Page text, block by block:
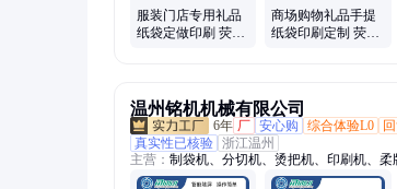
服装门店专用礼品
纸袋定做印刷 荧光
商场购物礼品手提
纸袋印刷定制 荧光
温州铭机机械有限公司
6年 厂 安心购 综合体验L0
真实性已核验 浙江温州
主营： 制袋机、分切机、烫把机、印刷机、
机、高速柔版印刷机、数码印刷机、高精度柔